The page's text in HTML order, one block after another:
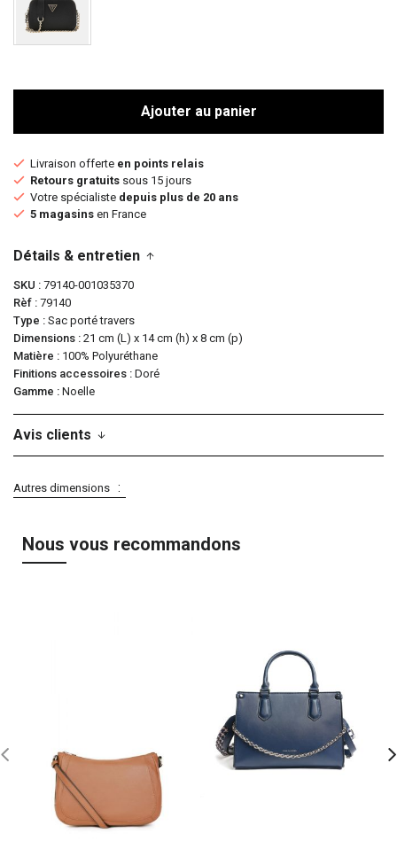
Ajouter au panier
Livraison offerte en points relais
Retours gratuits sous 15 jours
Votre spécialiste depuis plus de 20 ans
5 magasins en France
Détails & entretien
SKU
79140-001035370
Rèf 79140
Type
Sac porté travers
Dimensions 21 cm (L) x 14 cm (h) x 8 cm (p)
Matière
100% Polyuréthane
Finitions accessoires Doré
Gamme
Noelle
Avis clients
Autres dimensions
Nous vous recommandons